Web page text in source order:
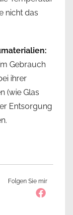
nicht das
Gebrauch
ihrer
(wie Glas
Entsorgung
Folgen Sie mir